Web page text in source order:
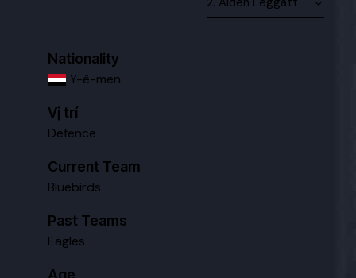
Nationality
Y-ê-men
Vị trí
Defence
Current Team
Bluebirds
Past Teams
Eagles
Age